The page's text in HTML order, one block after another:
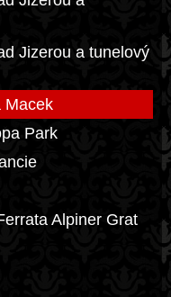
Jizerou a tunelový
Macek
Park
Alpiner Grat